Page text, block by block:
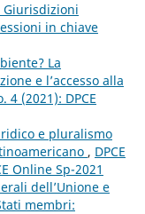
Giurisdizioni
in chiave
La
e l’accesso alla
4 (2021): DPCE
e pluralismo
, DPCE
Online Sp-2021
dell’Unione e
membri: